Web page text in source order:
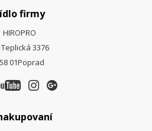
firmy
HIROPRO
Teplická 3376
01Poprad